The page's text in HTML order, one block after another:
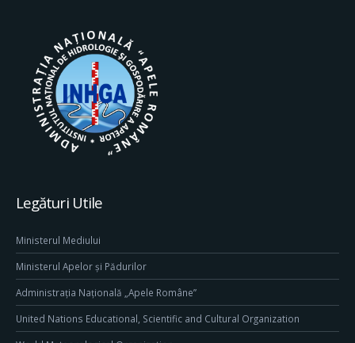
Legături Utile
Ministerul Mediului
Ministerul Apelor și Pădurilor
Administrația Națională „Apele Române”
United Nations Educational, Scientific and Cultural Organization